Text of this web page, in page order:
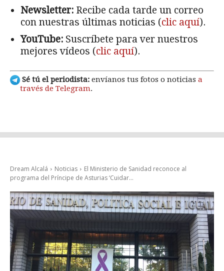
Newsletter: Recibe cada tarde un correo
con nuestras últimas noticias (clic aquí).
YouTube: Suscríbete para ver nuestros
mejores vídeos (clic aquí).
Sé tú el periodista: envíanos tus fotos o noticias a
través de Telegram.